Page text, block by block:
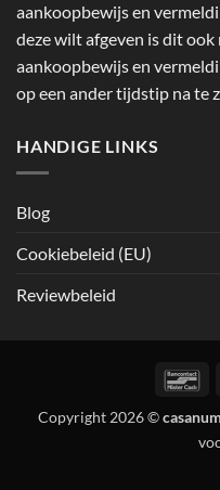
aankoopbewijs en
deze wilt afgeven is dit
aankoopbewijs en
op een ander tijdstip na te
HANDIGE LINKS
Blog
Cookiebeleid (EU)
Reviewbeleid
Copyright 2026 ©